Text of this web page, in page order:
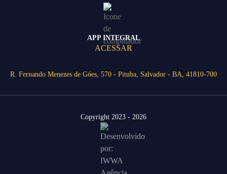
APP INTEGRAL
ACESSAR
R. Fernando Menezes de Góes, 570 - Pituba, Salvador - BA, 41810-700
Copyright 2023 - 2026